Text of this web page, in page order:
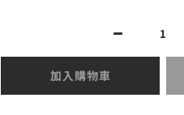
加入購物車